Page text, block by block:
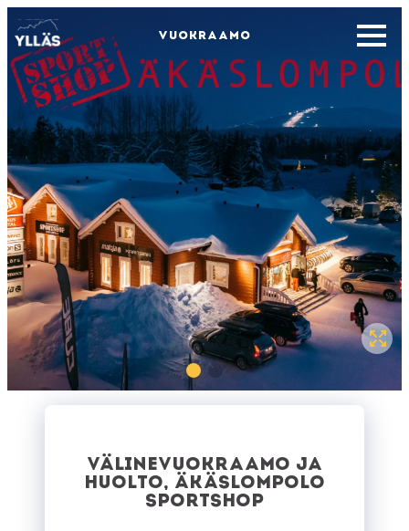
VUOKRAAMO
VÄLINEVUOKRAAMO JA
HUOLTO, ÄKÄSLOMPOLO
SPORTSHOP